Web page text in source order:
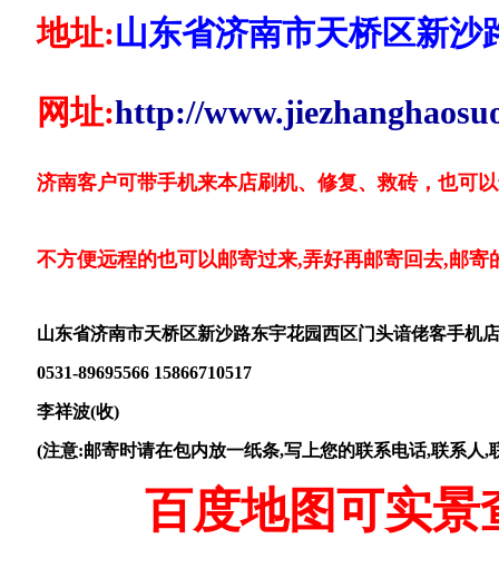
地址:山东省济南市天桥区新沙
网址:http://
济南客户可带手机来本店刷机、修复、救砖，也可
不方便远程的也可以邮寄过来,弄好再邮寄回去,邮寄
山东省济南市天桥区新沙路东宇花园西区门头谙佬客手机店
0531-89695566 15866710517
李祥波(收)
(注意:邮寄时请在包内放一纸条,写上您的联系电话,联系人,
百度地图可实景